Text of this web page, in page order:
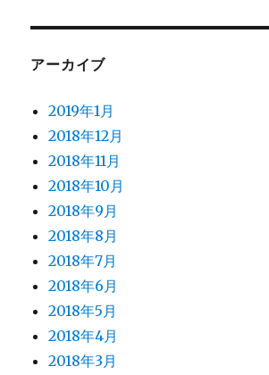
アーカイブ
2019年1月
2018年12月
2018年11月
2018年10月
2018年9月
2018年8月
2018年7月
2018年6月
2018年5月
2018年4月
2018年3月